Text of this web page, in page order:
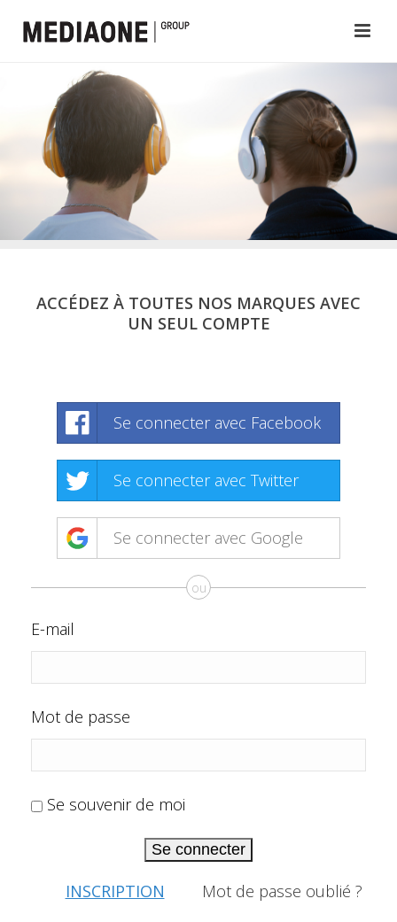
ACCÉDEZ À TOUTES NOS MARQUES AVEC
UN SEUL COMPTE
Se connecter avec Facebook
Se connecter avec Twitter
Se connecter avec Google
ou
E-mail
Mot de passe
Se souvenir de moi
Se connecter
INSCRIPTION Mot de passe oublié ?